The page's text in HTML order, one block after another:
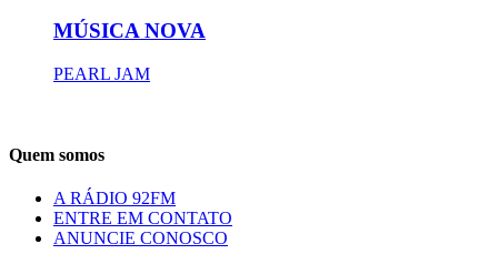
MÚSICA NOVA
PEARL JAM
Quem somos
A RÁDIO 92FM
ENTRE EM CONTATO
ANUNCIE CONOSCO